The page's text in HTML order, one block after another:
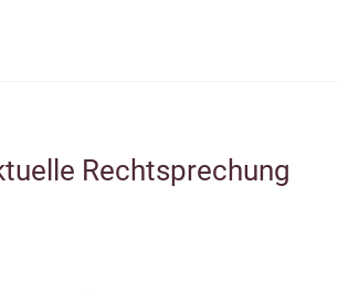
Rechtsprechung